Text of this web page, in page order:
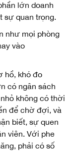
lớn doanh
sự quan trọng.
như mọi phòng
vào
hồ, khó đo
có ngân sách
không có thời
để chờ đợi, và
biết, sự quen
viên. Với phe
phải có số